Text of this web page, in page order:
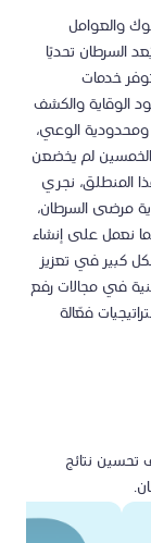
والعوامل
السرطان تحديًا
خدمات
الوقاية والكشف
ومحدودية الوعي،
فوق سن الخمسين لم يخضعن
المنطلق، نجري
مرضى السرطان،
نعمل على إنشاء
كبير في تعزيز
في مجالات رفع
فعّالة
تحسين نتائج